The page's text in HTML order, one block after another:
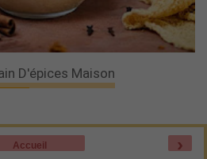
D'épices Maison
›
Accueil